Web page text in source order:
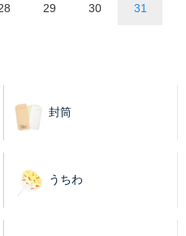
29 30 31
封筒
うちわ